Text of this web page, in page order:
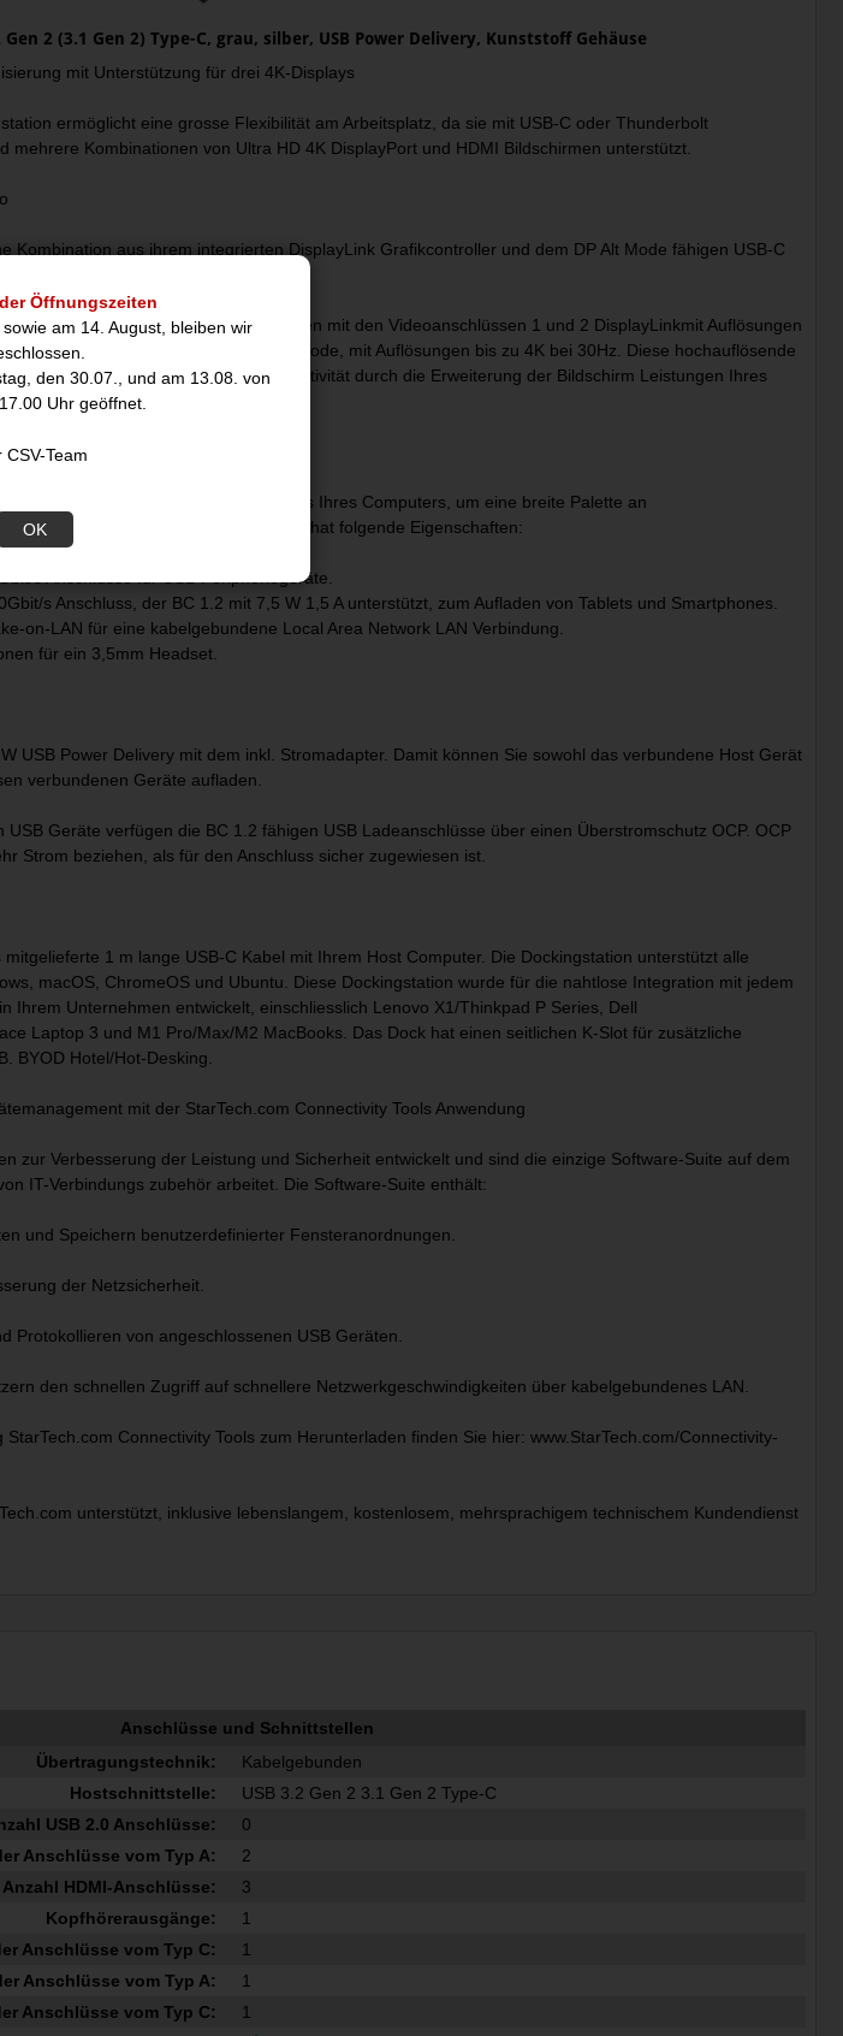
Öffnungszeiten
am 14. August, bleiben wir
den 30.07., und am 13.08. von
Uhr geöffnet.
CSV-Team
OK
Gen 2 (3.1 Gen 2) Type-C, grau, silber, USB Power Delivery, Kunststoff Gehäuse
mit Unterstützung für drei 4K-Displays
ermöglicht eine grosse Flexibilität am Arbeitsplatz, da sie mit USB-C oder Thunderbolt
mehrere Kombinationen von Ultra HD 4K DisplayPort und HDMI Bildschirmen unterstützt.
Kombination aus ihrem integrierten DisplayLink Grafikcontroller und dem DP Alt Mode fähigen USB-C
4K Bildschirme bereitzustellen.
HDMI und/oder DisplayPort Monitoren mit den Videoanschlüssen 1 und 2 DisplayLinkmit Auflösungen
Bildschirm mit Video Port 3 DP Alt Mode, mit Auflösungen bis zu 4K bei 30Hz. Diese hochauflösende
und steigert Ihre Produktivität durch die Erweiterung der Bildschirm Leistungen Ihres
3.2 Gen 2 10Gbit/s Typ-C Anschluss Ihres Computers, um eine breite Palette an
zu erhalten. Die Dockingstation hat folgende Eigenschaften:
s Anschlüsse für USB Peripheriegeräte.
s Anschluss, der BC 1.2 mit 7,5 W 1,5 A unterstützt, zum Aufladen von Tablets und Smartphones.
on-LAN für eine kabelgebundene Local Area Network LAN Verbindung.
für ein 3,5mm Headset.
USB Power Delivery mit dem inkl. Stromadapter. Damit können Sie sowohl das verbundene Host Gerät
verbundenen Geräte aufladen.
Geräte verfügen die BC 1.2 fähigen USB Ladeanschlüsse über einen Überstromschutz OCP. OCP
Strom beziehen, als für den Anschluss sicher zugewiesen ist.
1 m lange USB-C Kabel mit Ihrem Host Computer. Die Dockingstation unterstützt alle
macOS, ChromeOS und Ubuntu. Diese Dockingstation wurde für die nahtlose Integration mit jedem
Ihrem Unternehmen entwickelt, einschliesslich Lenovo X1/Thinkpad P Series, Dell
Laptop 3 und M1 Pro/Max/M2 MacBooks. Das Dock hat einen seitlichen K-Slot für zusätzliche
BYOD Hotel/Hot-Desking.
mit der StarTech.com Connectivity Tools Anwendung
zur Verbesserung der Leistung und Sicherheit entwickelt und sind die einzige Software-Suite auf dem
IT-Verbindungs zubehör arbeitet. Die Software-Suite enthält:
und Speichern benutzerdefinierter Fensteranordnungen.
der Netzsicherheit.
Protokollieren von angeschlossenen USB Geräten.
den schnellen Zugriff auf schnellere Netzwerkgeschwindigkeiten über kabelgebundenes LAN.
Connectivity Tools zum Herunterladen finden Sie hier: www.StarTech.com/Connectivity-
unterstützt, inklusive lebenslangem, kostenlosem, mehrsprachigem technischem Kundendienst
Anschlüsse und Schnittstellen
Übertragungstechnik:
Kabelgebunden
Hostschnittstelle:
USB 3.2 Gen 2 3.1 Gen 2 Type-C
USB 2.0 Anschlüsse:
0
Anschlüsse vom Typ A:
2
Anzahl HDMI-Anschlüsse:
3
Kopfhörerausgänge:
1
Anschlüsse vom Typ C:
1
Anschlüsse vom Typ A:
1
Anschlüsse vom Typ C:
1